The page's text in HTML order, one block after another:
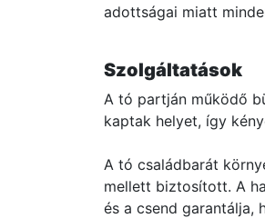
adottságai miatt
Szolgáltatások
A tó partján működő
kaptak helyet, így
A tó családbarát
mellett biztosított. A
és a csend garantálja,